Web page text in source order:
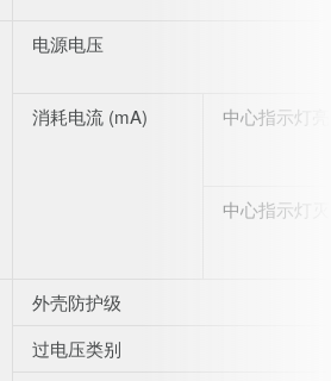
电源电压
消耗电流 (mA) 中心指示灯
中心指示灯
外壳防护级
过电压类别